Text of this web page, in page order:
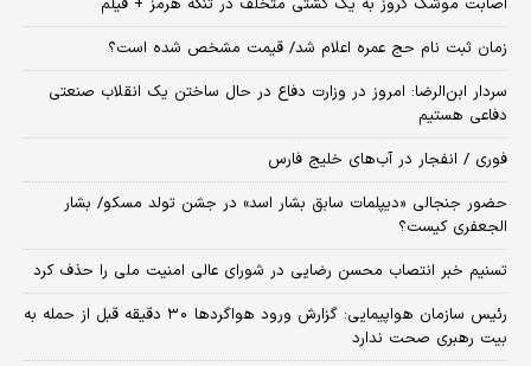
اصابت موشک کروز به یک کشتی متخلف در تنگه هرمز + فیلم
زمان ثبت‌ نام حج عمره اعلام شد/ قیمت مشخص شده است؟
سردار ابن‌الرضا: امروز در وزارت دفاع در حال ساختن یک انقلاب صنعتی
دفاعی هستیم
فوری / انفجار در آب‌های خلیج فارس
حضور جنجالی «دیپلمات سابق بشار اسد» در جشن تولد مسکو/ بشار
الجعفری کیست؟
تسنیم خبر انتصاب محسن رضایی در شورای عالی امنیت ملی را حذف کرد
رئیس سازمان هواپیمایی: گزارش ورود هواگردها ٣٠ دقیقه قبل از حمله به
بیت رهبری صحت ندارد